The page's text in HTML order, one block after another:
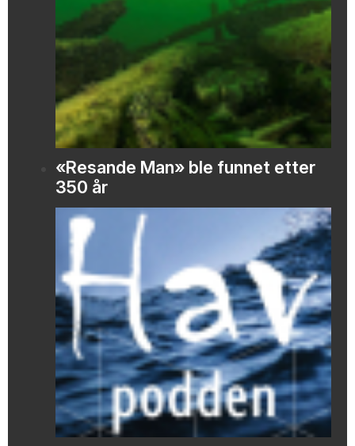
«Resande Man» ble funnet etter
350 år